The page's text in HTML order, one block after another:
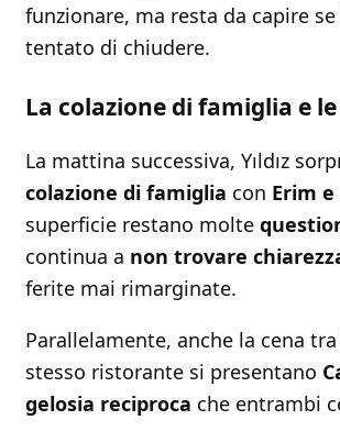
funzionare, ma resta da capire
tentato di chiudere.
La colazione di famiglia e
La mattina successiva, Yıldız
colazione di famiglia con Erim e
superficie restano molte
continua a non trovare
ferite mai rimarginate.
Parallelamente, anche la cena tra
stesso ristorante si presentano
gelosia reciproca che entrambi